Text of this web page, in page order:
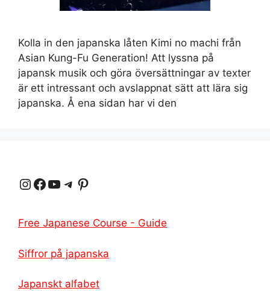
Kolla in den japanska låten Kimi no machi från
Asian Kung-Fu Generation! Att lyssna på
japansk musik och göra översättningar av texter
är ett intressant och avslappnat sätt att lära sig
japanska. Å ena sidan har vi den
Instagram Facebook YouTube Telegram Pinterest
Free Japanese Course - Guide
Siffror på japanska
Japanskt alfabet